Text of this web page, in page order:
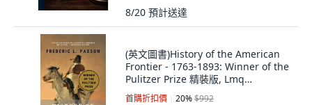
8/20 預計送達
(英文圖書)History of the American
Frontier - 1763-1893: Winner of the
Pulitzer Prize 精裝版, Lmq
Publishing LLC, 英文
首購折扣價 20%$992